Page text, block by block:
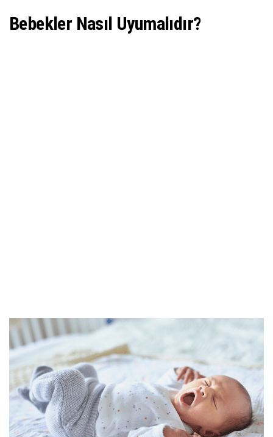
Bebekler Nasıl Uyumalıdır?